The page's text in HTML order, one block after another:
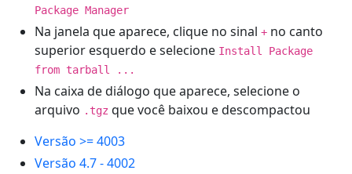
Package Manager
Na janela que aparece, clique no sinal + no canto
superior esquerdo e selecione Install Package
from tarball ...
Na caixa de diálogo que aparece, selecione o
arquivo .tgz que você baixou e descompactou
Versão >= 4003
Versão 4.7 - 4002